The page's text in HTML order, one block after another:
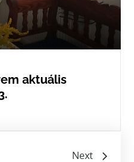
aktuális
Next